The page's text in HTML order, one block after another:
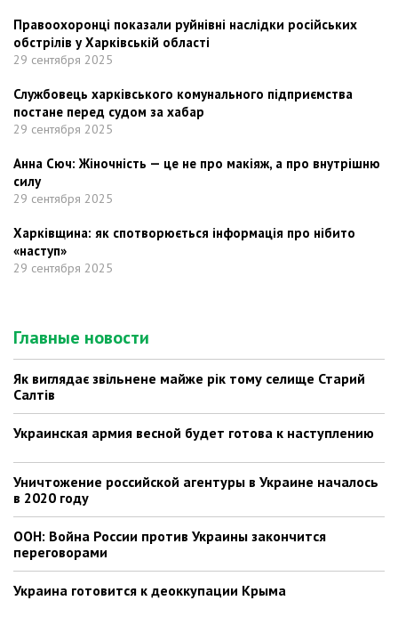
Правоохоронці показали руйнівні наслідки російських
обстрілів у Харківській області
29 сентября 2025
Службовець харківського комунального підприємства
постане перед судом за хабар
29 сентября 2025
Анна Сюч: Жіночність — це не про макіяж, а про внутрішню
силу
29 сентября 2025
Харківщина: як спотворюється інформація про нібито
«наступ»
29 сентября 2025
Главные новости
Як виглядає звільнене майже рік тому селище Старий
Салтів
Украинская армия весной будет готова к наступлению
Уничтожение российской агентуры в Украине началось
в 2020 году
ООН: Война России против Украины закончится
переговорами
Украина готовится к деоккупации Крыма